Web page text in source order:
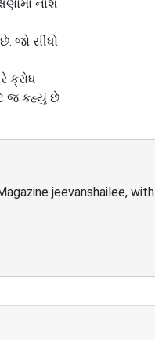
નાશ
જો સીધો
ક્રોધ
જ કહ્યું છે
jeevanshailee, with